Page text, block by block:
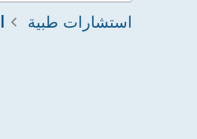
استشارات طبية